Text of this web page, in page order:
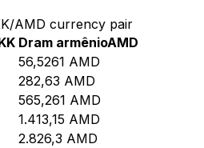
AMD currency pair
Dram armênioAMD
56,5261 AMD
282,63 AMD
565,261 AMD
1.413,15 AMD
2.826,3 AMD